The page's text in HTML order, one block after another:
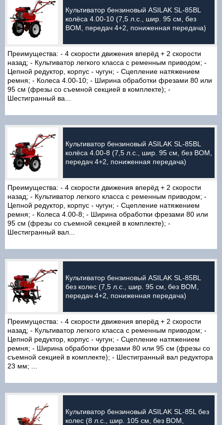
Культиватор бензиновый ASILAK SL-85BL
колёса 4.00-10 (7,5 л.с., шир. 95 см, без
ВОМ, передач 4+2, пониженная передача)
Преимущества: - 4 скорости движения вперёд + 2 скорости
назад; - Культиватор легкого класса с ременным приводом; -
Цепной редуктор, корпус - чугун; - Сцепление натяжением
ремня; - Колеса 4.00-10; - Ширина обработки фрезами 80 или
95 см (фрезы со съемной секцией в комплекте); -
Шестигранный ва...
Культиватор бензиновый ASILAK SL-85BL
колёса 4.00-8 (7,5 л.с., шир. 95 см, без ВОМ,
передач 4+2, пониженная передача)
Преимущества: - 4 скорости движения вперёд + 2 скорости
назад; - Культиватор легкого класса с ременным приводом; -
Цепной редуктор, корпус - чугун; - Сцепление натяжением
ремня; - Колеса 4.00-8; - Ширина обработки фрезами 80 или
95 см (фрезы со съемной секцией в комплекте); -
Шестигранный вал...
Культиватор бензиновый ASILAK SL-85BL
без колес (7,5 л.с., шир. 95 см, без ВОМ,
передач 4+2, пониженная передача)
Преимущества: - 4 скорости движения вперёд + 2 скорости
назад; - Культиватор легкого класса с ременным приводом; -
Цепной редуктор, корпус - чугун; - Сцепление натяжением
ремня; - Ширина обработки фрезами 80 или 95 см (фрезы со
съемной секцией в комплекте); - Шестигранный вал редуктора
23 мм; ...
Культиватор бензиновый ASILAK SL-85L без
колес (8 л.с., шир. 105 см, без ВОМ,